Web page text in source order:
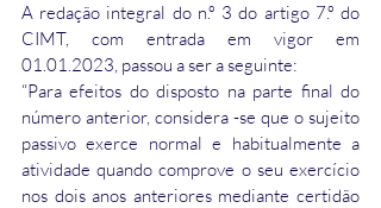
A redação integral do n.º 3 do artigo 7.º do
CIMT, com entrada em vigor em
01.01.2023, passou a ser a seguinte:
“Para efeitos do disposto na parte final do
número anterior, considera -se que o sujeito
passivo exerce normal e habitualmente a
atividade quando comprove o seu exercício
nos dois anos anteriores mediante certidão